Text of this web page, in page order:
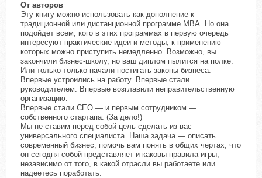
От авторов
Эту книгу можно использовать как дополнение к
традиционной или дистанционной программе МВА. Но она
подойдет всем, кого в этих программах в первую очередь
интересуют практические идеи и методы, к применению
которых можно приступить немедленно. Возможно, вы
закончили бизнес-школу, но ваш диплом пылится на полке.
Или только-только начали постигать законы бизнеса.
Впервые устроились на работу. Впервые стали
руководителем. Впервые возглавили неправительственную
организацию.
Впервые стали СЕО — и первым сотрудником —
собственного стартапа. (За дело!)
Мы не ставим перед собой цель сделать из вас
универсального специалиста. Наша задача — описать
современный бизнес, помочь вам понять в общих чертах, что
он сегодня собой представляет и каковы правила игры,
независимо от того, в какой отрасли вы работаете или
надеетесь поработать.